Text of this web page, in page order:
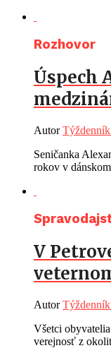
Rozhovor
Úspech
Autor
Seničanka
rokov v
V
Autor
Všetci
verejnosť z